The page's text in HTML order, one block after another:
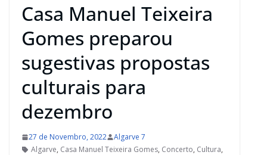
Casa Manuel Teixeira
Gomes preparou
sugestivas propostas
culturais para
dezembro
27 de Novembro, 2022
Algarve 7
Algarve, Casa Manuel Teixeira Gomes, Concerto, Cultura,